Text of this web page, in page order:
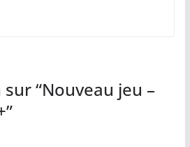
“Nouveau jeu –
”